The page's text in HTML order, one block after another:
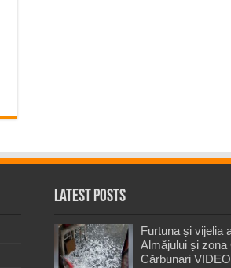
Latest Posts
Furtuna și vijelia
Almăjului și zona
Cărbunari VIDEO